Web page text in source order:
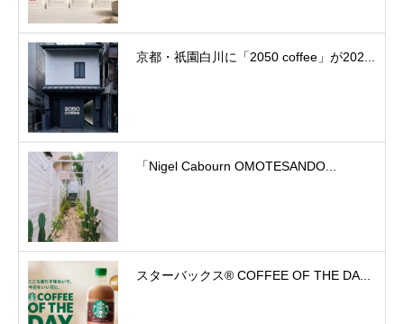
京都・祇園白川に「2050 coffee」が202...
「Nigel Cabourn OMOTESANDO...
スターバックス® COFFEE OF THE DA...